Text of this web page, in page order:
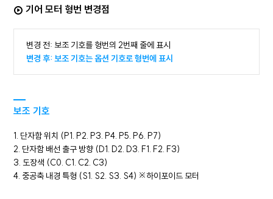
기어 모터 형번 변경점
변경 전: 보조 기호를 형번의 2번째 줄에 표시
변경 후: 보조 기호는 옵션 기호로 형번에 표시
보조 기호
1. 단자함 위치 (P1. P2. P3. P4. P5. P6. P7)
2. 단자함 배선 출구 방향 (D1. D2. D3. F1. F2. F3)
3. 도장색 (C0. C1. C2. C3)
4. 중공축 내경 특형 (S1. S2. S3. S4) ※하이포이드 모터